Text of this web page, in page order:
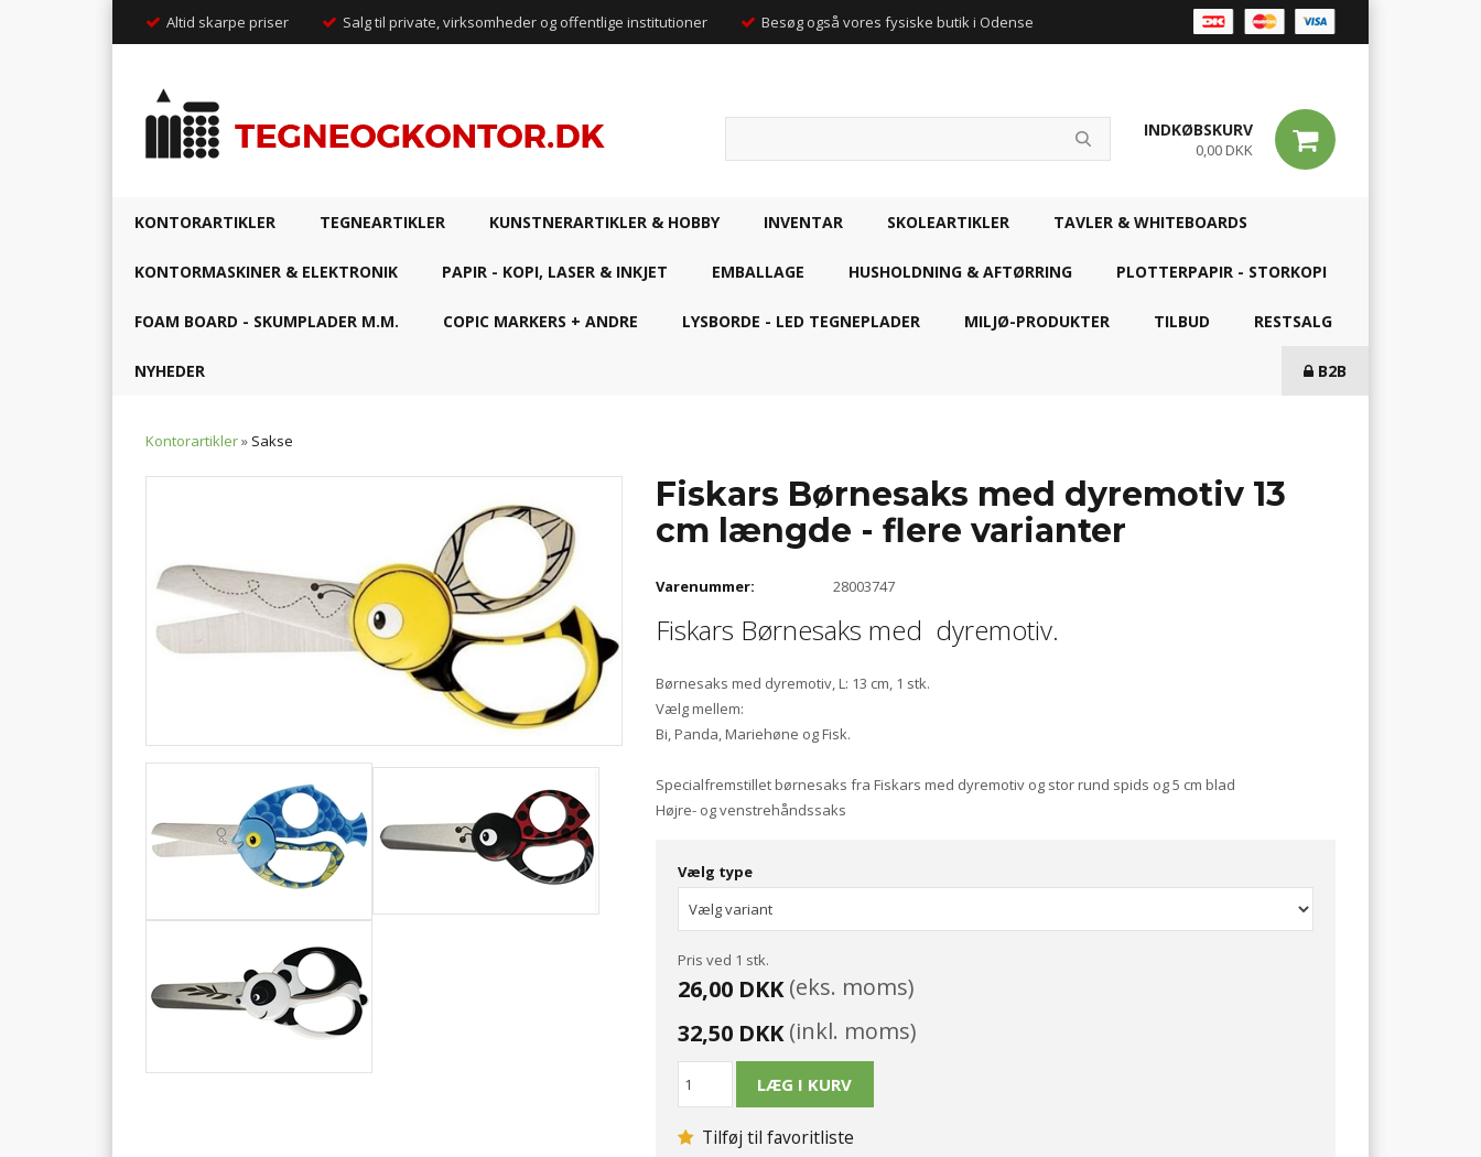
Altid skarpe priser Salg til private, virksomheder og offentlige institutioner Besøg også vores fysiske butik i Odense
INDKØBSKURV
0,00 DKK
KONTORARTIKLER TEGNEARTIKLER KUNSTNERARTIKLER & HOBBY INVENTAR SKOLEARTIKLER TAVLER & WHITEBOARDS
KONTORMASKINER & ELEKTRONIK PAPIR - KOPI, LASER & INKJET EMBALLAGE HUSHOLDNING & AFTØRRING PLOTTERPAPIR - STORKOPI
FOAM BOARD - SKUMPLADER M.M. COPIC MARKERS + ANDRE LYSBORDE - LED TEGNEPLADER MILJØ-PRODUKTER TILBUD RESTSALG
NYHEDER B2B
Kontorartikler» Sakse
Fiskars Børnesaks med dyremotiv 13
cm længde - flere varianter
Varenummer: 28003747
Fiskars Børnesaks med dyremotiv.
Børnesaks med dyremotiv, L: 13 cm, 1 stk.
Vælg mellem:
Bi, Panda, Mariehøne og Fisk.
Specialfremstillet børnesaks fra Fiskars med dyremotiv og stor rund spids og 5 cm blad
Højre- og venstrehåndssaks
Vælg type
Pris ved 1 stk.
26,00 DKK(eks. moms)
32,50 DKK(inkl. moms)
Tilføj til favoritliste